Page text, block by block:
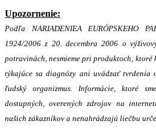
Upozornenie:
Podľa NARIADENIEA EURÓPSKEHO
1924/2006 z 20. decembra 2006 o
potravinách, nesmieme pri produktoch, ktoré
týkajúce sa diagnózy ani uvádzať tvrdenia
ľudský organizmus. Informácie, ktoré
dostupných, overených zdrojov na
našich zákazníkov a nenahrádzajú liečbu